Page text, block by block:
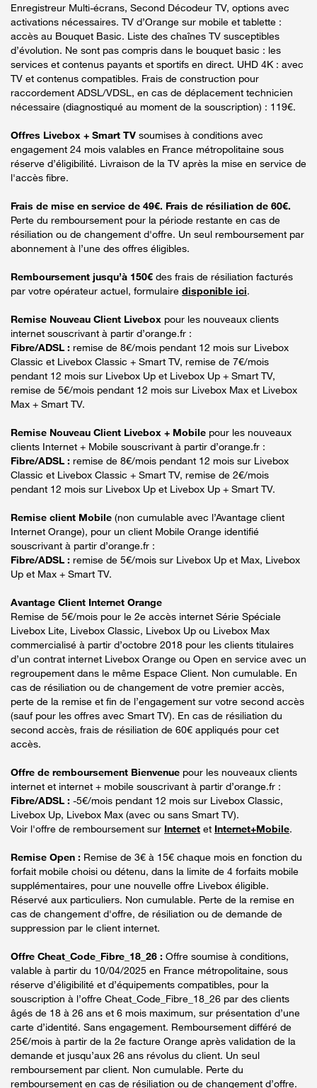
Enregistreur Multi-écrans, Second Décodeur TV, options avec
activations nécessaires. TV d’Orange sur mobile et tablette :
accès au Bouquet Basic. Liste des chaînes TV susceptibles
d’évolution. Ne sont pas compris dans le bouquet basic : les
services et contenus payants et sportifs en direct. UHD 4K : avec
TV et contenus compatibles. Frais de construction pour
raccordement ADSL/VDSL, en cas de déplacement technicien
nécessaire (diagnostiqué au moment de la souscription) : 119€.
Offres Livebox + Smart TV soumises à conditions avec
engagement 24 mois valables en France métropolitaine sous
réserve d’éligibilité. Livraison de la TV après la mise en service de
l'accès fibre.
Frais de mise en service de 49€. Frais de résiliation de 60€.
Perte du remboursement pour la période restante en cas de
résiliation ou de changement d'offre. Un seul remboursement par
abonnement à l’une des offres éligibles.
Remboursement jusqu’à 150€ des frais de résiliation facturés
par votre opérateur actuel, formulaire disponible ici.
Remise Nouveau Client Livebox pour les nouveaux clients
internet souscrivant à partir d’orange.fr :
Fibre/ADSL : remise de 8€/mois pendant 12 mois sur Livebox
Classic et Livebox Classic + Smart TV, remise de 7€/mois
pendant 12 mois sur Livebox Up et Livebox Up + Smart TV,
remise de 5€/mois pendant 12 mois sur Livebox Max et Livebox
Max + Smart TV.
Remise Nouveau Client Livebox + Mobile pour les nouveaux
clients Internet + Mobile souscrivant à partir d’orange.fr :
Fibre/ADSL : remise de 8€/mois pendant 12 mois sur Livebox
Classic et Livebox Classic + Smart TV, remise de 2€/mois
pendant 12 mois sur Livebox Up et Livebox Up + Smart TV.
Remise client Mobile (non cumulable avec l’Avantage client
Internet Orange), pour un client Mobile Orange identifié
souscrivant à partir d’orange.fr :
Fibre/ADSL : remise de 5€/mois sur Livebox Up et Max, Livebox
Up et Max + Smart TV.
Avantage Client Internet Orange
Remise de 5€/mois pour le 2e accès internet Série Spéciale
Livebox Lite, Livebox Classic, Livebox Up ou Livebox Max
commercialisé à partir d’octobre 2018 pour les clients titulaires
d’un contrat internet Livebox Orange ou Open en service avec un
regroupement dans le même Espace Client. Non cumulable. En
cas de résiliation ou de changement de votre premier accès,
perte de la remise et fin de l’engagement sur votre second accès
(sauf pour les offres avec Smart TV). En cas de résiliation du
second accès, frais de résiliation de 60€ appliqués pour cet
accès.
Offre de remboursement Bienvenue pour les nouveaux clients
internet et internet + mobile souscrivant à partir d’orange.fr :
Fibre/ADSL : -5€/mois pendant 12 mois sur Livebox Classic,
Livebox Up, Livebox Max (avec ou sans Smart TV).
Voir l'offre de remboursement sur Internet et Internet+Mobile.
Remise Open : Remise de 3€ à 15€ chaque mois en fonction du
forfait mobile choisi ou détenu, dans la limite de 4 forfaits mobile
supplémentaires, pour une nouvelle offre Livebox éligible.
Réservé aux particuliers. Non cumulable. Perte de la remise en
cas de changement d'offre, de résiliation ou de demande de
suppression par le client internet.
Offre Cheat_Code_Fibre_18_26 : Offre soumise à conditions,
valable à partir du 10/04/2025 en France métropolitaine, sous
réserve d’éligibilité et d’équipements compatibles, pour la
souscription à l’offre Cheat_Code_Fibre_18_26 par des clients
âgés de 18 à 26 ans et 6 mois maximum, sur présentation d’une
carte d’identité. Sans engagement. Remboursement différé de
25€/mois à partir de la 2e facture Orange après validation de la
demande et jusqu’aux 26 ans révolus du client. Un seul
remboursement par client. Non cumulable. Perte du
remboursement en cas de résiliation ou de changement d’offre.